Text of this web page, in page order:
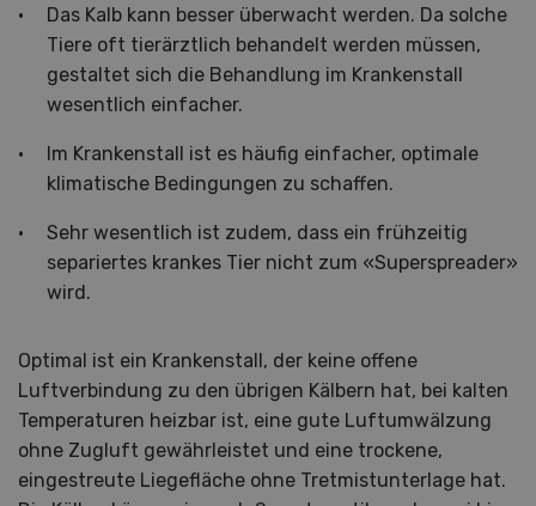
Das Kalb kann besser überwacht werden. Da solche
Tiere oft tierärztlich behandelt werden müssen,
gestaltet sich die Behandlung im Krankenstall
wesentlich einfacher.
Im Krankenstall ist es häufig einfacher, optimale
klimatische Bedingungen zu schaffen.
Sehr wesentlich ist zudem, dass ein frühzeitig
separiertes krankes Tier nicht zum «Superspreader»
wird.
Optimal ist ein Krankenstall, der keine offene
Luftverbindung zu den übrigen Kälbern hat, bei kalten
Temperaturen heizbar ist, eine gute Luftumwälzung
ohne Zugluft gewährleistet und eine trockene,
eingestreute Liegefläche ohne Tretmistunterlage hat.